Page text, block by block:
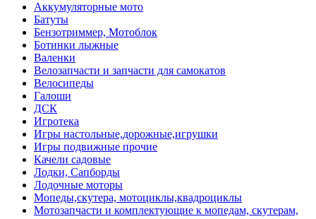
Аккумуляторные мото
Батуты
Бензотриммер, Мотоблок
Ботинки лыжные
Валенки
Велозапчасти и запчасти для самокатов
Велосипеды
Галоши
ДСК
Игротека
Игры настольные,дорожные,игрушки
Игры подвижные прочие
Качели садовые
Лодки, Сапборды
Лодочные моторы
Мопеды,скутера, мотоциклы,квадроциклы
Мотозапчасти и комплектующие к мопедам, скутерам,